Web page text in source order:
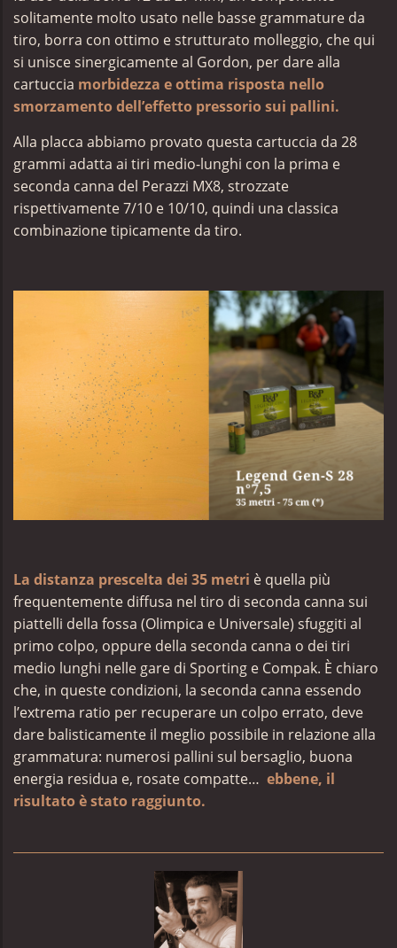
solitamente molto usato nelle basse grammature da
tiro, borra con ottimo e strutturato molleggio, che qui
si unisce sinergicamente al Gordon, per dare alla
cartuccia morbidezza e ottima risposta nello
smorzamento dell’effetto pressorio sui pallini.
Alla placca abbiamo provato questa cartuccia da 28
grammi adatta ai tiri medio-lunghi con la prima e
seconda canna del Perazzi MX8, strozzate
rispettivamente 7/10 e 10/10, quindi una classica
combinazione tipicamente da tiro.
La distanza prescelta dei 35 metri è quella più
frequentemente diffusa nel tiro di seconda canna sui
piattelli della fossa (Olimpica e Universale) sfuggiti al
primo colpo, oppure della seconda canna o dei tiri
medio lunghi nelle gare di Sporting e Compak. È chiaro
che, in queste condizioni, la seconda canna essendo
l’extrema ratio per recuperare un colpo errato, deve
dare balisticamente il meglio possibile in relazione alla
grammatura: numerosi pallini sul bersaglio, buona
energia residua e, rosate compatte… ebbene, il
risultato è stato raggiunto.